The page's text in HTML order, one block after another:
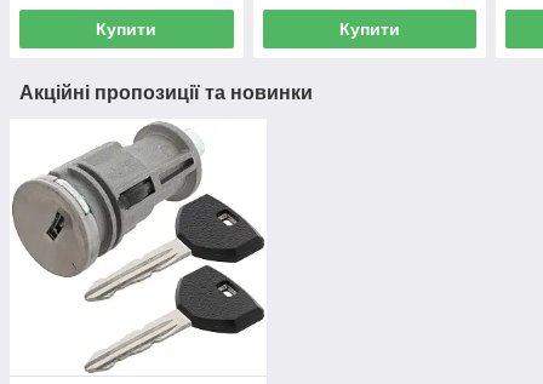
Купити Купити
Акційні пропозиції та новинки